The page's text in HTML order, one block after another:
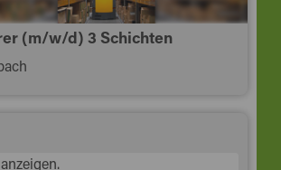
(m/w/d) 3 Schichten